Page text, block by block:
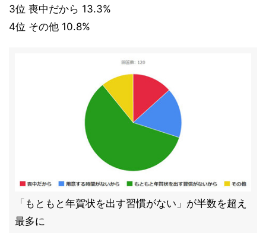
3位 喪中だから 13.3%
4位 その他 10.8%
「もともと年賀状を出す習慣がない」が半数を超え
最多に